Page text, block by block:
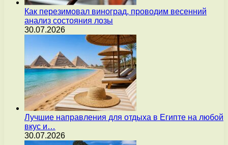
Как перезимовал виноград, проводим весенний
анализ состояния лозы
30.07.2026
Лучшие направления для отдыха в Египте на любой
вкус и…
30.07.2026